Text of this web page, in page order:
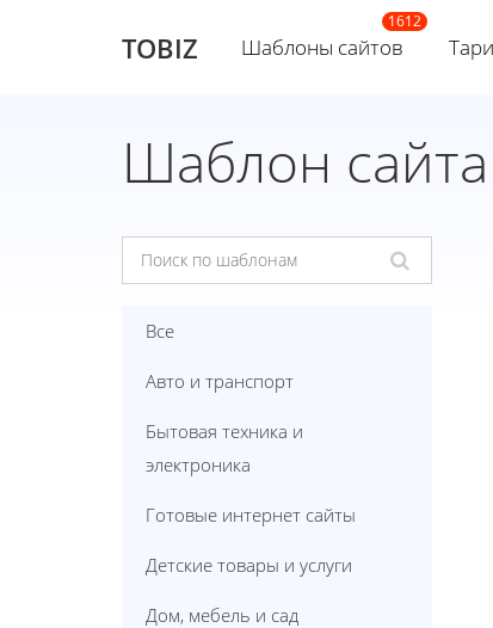
TOBIZ Шаблоны сайтов
Шаблон сайта
Все
Авто и транспорт
Бытовая техника и
электроника
Готовые интернет сайты
Детские товары и услуги
Дом, мебель и сад